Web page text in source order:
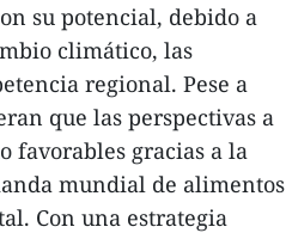
su potencial, debido a
climático, las
regional. Pese a
que las perspectivas a
favorables gracias a la
mundial de alimentos
Con una estrategia